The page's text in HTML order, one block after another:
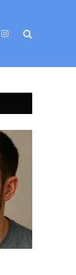
Instagram